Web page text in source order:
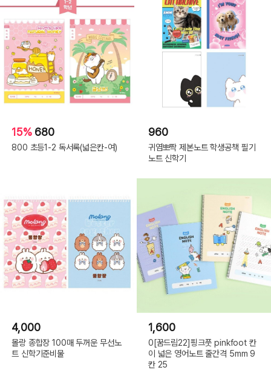
15% 680
800 초등1-2 독서록(넓은칸-여)
960
귀염뽀짝 제본노트 학생공책 필기
노트 신학기
4,000
몰랑 종합장 100매 두꺼운 무선노
트 신학기준비물
1,600
0[꿈드림22]핑크풋 pinkfoot 칸
이 넓은 영어노트 줄간격 5mm 9
칸 25